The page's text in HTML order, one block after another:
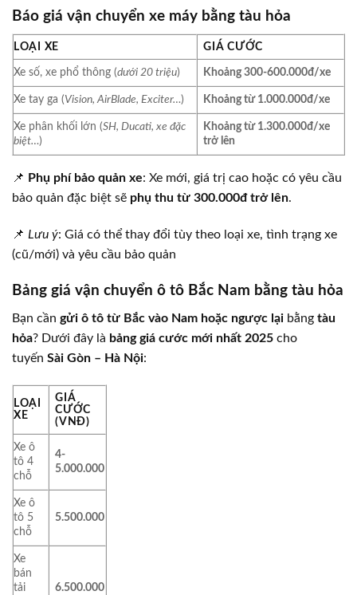
Báo giá vận chuyển xe máy bằng tàu hỏa
LOẠI XE GIÁ CƯỚC
Xe số, xe phổ thông (dưới 20 triệu) Khoảng 300-600.000đ/xe
Xe tay ga (Vision, AirBlade, Exciter…) Khoảng từ 1.000.000đ/xe
Xe phân khối lớn (SH, Ducati, xe đặc
biệt…)
Khoảng từ 1.300.000đ/xe
trở lên
📌 Phụ phí bảo quản xe: Xe mới, giá trị cao hoặc có yêu cầu
bảo quản đặc biệt sẽ phụ thu từ 300.000đ trở lên.
📌 Lưu ý: Giá có thể thay đổi tùy theo loại xe, tình trạng xe
(cũ/mới) và yêu cầu bảo quản
Bảng giá vận chuyển ô tô Bắc Nam bằng tàu hỏa
Bạn cần gửi ô tô từ Bắc vào Nam hoặc ngược lại bằng tàu
hỏa? Dưới đây là bảng giá cước mới nhất 2025 cho
tuyến Sài Gòn – Hà Nội:
LOẠI
XE
GIÁ
CƯỚC
(VNĐ)
Xe ô
tô 4
chỗ
4-
5.000.000
Xe ô
tô 5
chỗ
5.500.000
Xe
bán
tải
6.500.000